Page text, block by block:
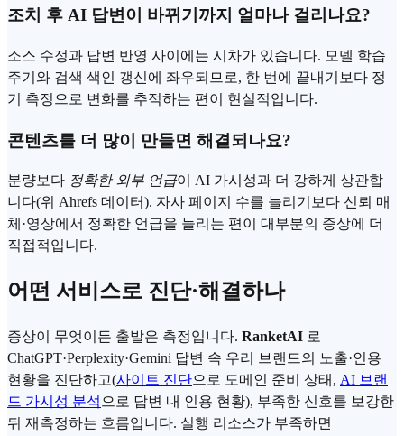
조치 후 AI 답변이 바뀌기까지 얼마나 걸리나요?
소스 수정과 답변 반영 사이에는 시차가 있습니다. 모델 학습
주기와 검색 색인 갱신에 좌우되므로, 한 번에 끝내기보다 정
기 측정으로 변화를 추적하는 편이 현실적입니다.
콘텐츠를 더 많이 만들면 해결되나요?
분량보다 정확한 외부 언급이 AI 가시성과 더 강하게 상관합
니다(위 Ahrefs 데이터). 자사 페이지 수를 늘리기보다 신뢰 매
체·영상에서 정확한 언급을 늘리는 편이 대부분의 증상에 더
직접적입니다.
어떤 서비스로 진단·해결하나
증상이 무엇이든 출발은 측정입니다. RanketAI 로
ChatGPT·Perplexity·Gemini 답변 속 우리 브랜드의 노출·인용
현황을 진단하고(사이트 진단으로 도메인 준비 상태, AI 브랜
드 가시성 분석 으로 답변 내 인용 현황), 부족한 신호를 보강한
뒤 재측정하는 흐름입니다. 실행 리소스가 부족하면